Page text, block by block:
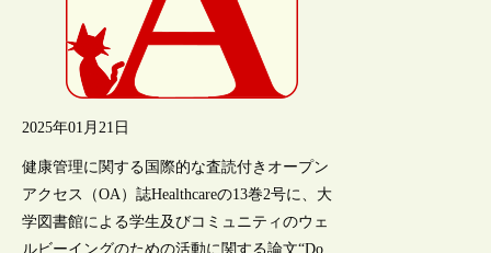
2025年01月21日
健康管理に関する国際的な査読付きオープン
アクセス（OA）誌Healthcareの13巻2号に、大
学図書館による学生及びコミュニティのウェ
ルビーイングのための活動に関する論文“Do